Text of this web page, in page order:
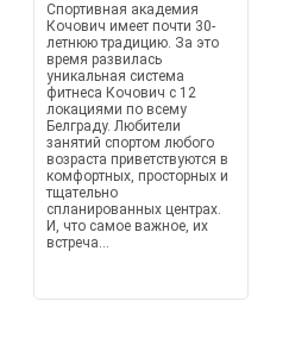
Спортивная академия
Кочович имеет почти 30-
летнюю традицию. За это
время развилась
уникальная система
фитнеса Кочович с 12
локациями по всему
Белграду. Любители
занятий спортом любого
возраста приветствуются в
комфортных, просторных и
тщательно
спланированных центрах.
И, что самое важное, их
встреча...